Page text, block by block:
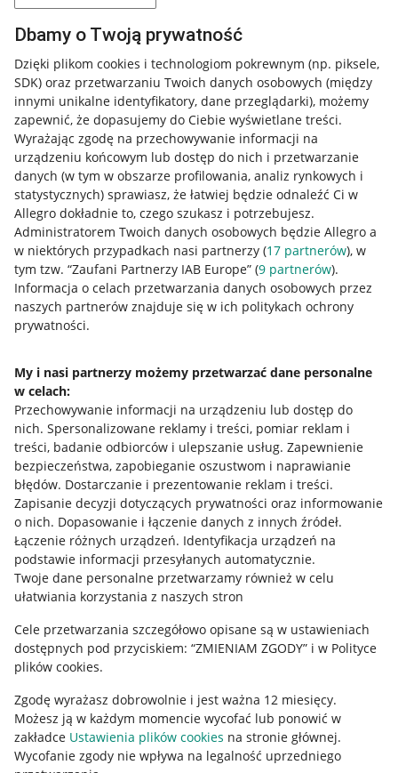
Dbamy o Twoją prywatność
Dzięki plikom cookies i technologiom pokrewnym (np. piksele,
SDK) oraz przetwarzaniu Twoich danych osobowych (między
innymi unikalne identyfikatory, dane przeglądarki), możemy
zapewnić, że dopasujemy do Ciebie wyświetlane treści.
Wyrażając zgodę na przechowywanie informacji na
urządzeniu końcowym lub dostęp do nich i przetwarzanie
danych (w tym w obszarze profilowania, analiz rynkowych i
statystycznych) sprawiasz, że łatwiej będzie odnaleźć Ci w
Allegro dokładnie to, czego szukasz i potrzebujesz.
Administratorem Twoich danych osobowych będzie Allegro a
w niektórych przypadkach nasi partnerzy (17 partnerów), w
tym tzw. “Zaufani Partnerzy IAB Europe” (9 partnerów).
Informacja o celach przetwarzania danych osobowych przez
naszych partnerów znajduje się w ich politykach ochrony
prywatności.
My i nasi partnerzy możemy przetwarzać dane personalne
w celach:
Przechowywanie informacji na urządzeniu lub dostęp do
nich. Spersonalizowane reklamy i treści, pomiar reklam i
treści, badanie odbiorców i ulepszanie usług. Zapewnienie
bezpieczeństwa, zapobieganie oszustwom i naprawianie
błędów. Dostarczanie i prezentowanie reklam i treści.
Zapisanie decyzji dotyczących prywatności oraz informowanie
o nich. Dopasowanie i łączenie danych z innych źródeł.
Łączenie różnych urządzeń. Identyfikacja urządzeń na
podstawie informacji przesyłanych automatycznie.
Twoje dane personalne przetwarzamy również w celu
ułatwiania korzystania z naszych stron
Cele przetwarzania szczegółowo opisane są w ustawieniach
dostępnych pod przyciskiem: “ZMIENIAM ZGODY” i w Polityce
plików cookies.
Zgodę wyrażasz dobrowolnie i jest ważna 12 miesięcy.
Możesz ją w każdym momencie wycofać lub ponowić w
zakładce Ustawienia plików cookies na stronie głównej.
Wycofanie zgody nie wpływa na legalność uprzedniego
Przydatne informacje
Jak to działa
Allegro Gadane dla sprzedających
Allegro Gadane dla kupujących
Mapa miejscowości
Informacje prawne
Regulamin
Polityka plików "cookies"
Ustawienia plików "cookies"
Udostępnianie lokalizacji
Informacje dla Aktu o Usługach Cyfrowych
Pobierz aplikację